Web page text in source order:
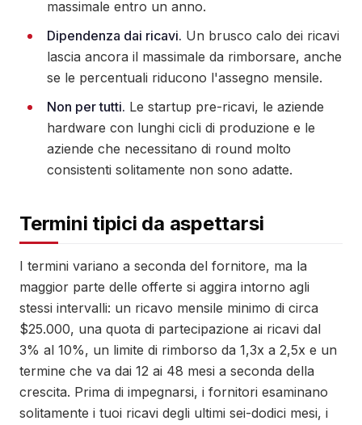
massimale entro un anno.
Dipendenza dai ricavi. Un brusco calo dei ricavi
lascia ancora il massimale da rimborsare, anche
se le percentuali riducono l'assegno mensile.
Non per tutti. Le startup pre-ricavi, le aziende
hardware con lunghi cicli di produzione e le
aziende che necessitano di round molto
consistenti solitamente non sono adatte.
Termini tipici da aspettarsi
I termini variano a seconda del fornitore, ma la
maggior parte delle offerte si aggira intorno agli
stessi intervalli: un ricavo mensile minimo di circa
$25.000, una quota di partecipazione ai ricavi dal
3% al 10%, un limite di rimborso da 1,3x a 2,5x e un
termine che va dai 12 ai 48 mesi a seconda della
crescita. Prima di impegnarsi, i fornitori esaminano
solitamente i tuoi ricavi degli ultimi sei-dodici mesi, i